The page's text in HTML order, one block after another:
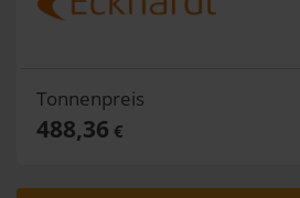
Tonnenpreis
488,36 €